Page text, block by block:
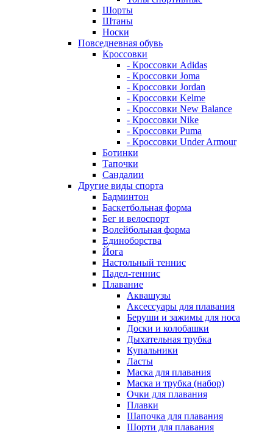
Шорты
Штаны
Носки
Повседневная обувь
Кроссовки
- Кроссовки Adidas
- Кроссовки Joma
- Кроссовки Jordan
- Кроссовки Kelme
- Кроссовки New Balance
- Кроссовки Nike
- Кроссовки Puma
- Кроссовки Under Armour
Ботинки
Тапочки
Сандалии
Другие виды спорта
Бадминтон
Баскетбольная форма
Бег и велоспорт
Волейбольная форма
Единоборства
Йога
Настольный теннис
Падел-теннис
Плавание
Аквашузы
Аксессуары для плавания
Беруши и зажимы для носа
Доски и колобашки
Дыхательная трубка
Купальники
Ласты
Маска для плавания
Маска и трубка (набор)
Очки для плавания
Плавки
Шапочка для плавания
Шорти для плавания